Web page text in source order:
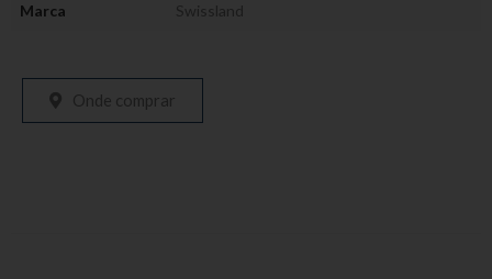
Marca Swissland
Onde comprar